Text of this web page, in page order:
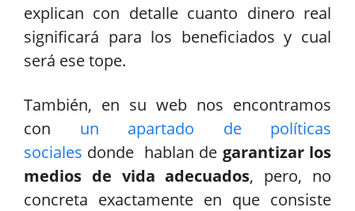
explican con detalle cuanto dinero real
significará para los beneficiados y cual
será ese tope.
También, en su web nos encontramos
con un apartado de políticas
sociales donde hablan de garantizar los
medios de vida adecuados, pero, no
concreta exactamente en que consiste